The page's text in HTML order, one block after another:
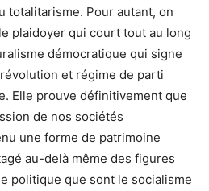
totalitarisme. Pour autant, on
plaidoyer qui court tout au long
démocratique qui signe
et régime de parti
Elle prouve définitivement que
de nos sociétés
une forme de patrimoine
au-delà même des figures
politique que sont le socialisme